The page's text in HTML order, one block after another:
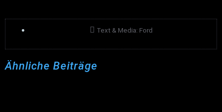
Text & Media: Ford
Ähnliche Beiträge